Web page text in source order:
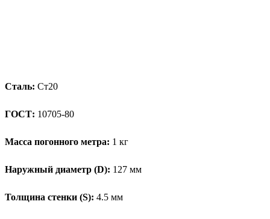
Сталь: Ст20
ГОСТ: 10705-80
Масса погонного метра: 1 кг
Наружный диаметр (D): 127 мм
Толщина стенки (S): 4.5 мм